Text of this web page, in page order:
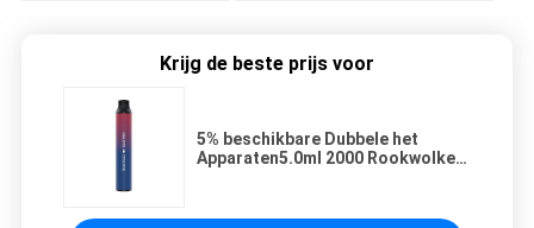
Krijg de beste prijs voor
5% beschikbare Dubbele het
Apparaten5.0ml 2000 Rookwolken